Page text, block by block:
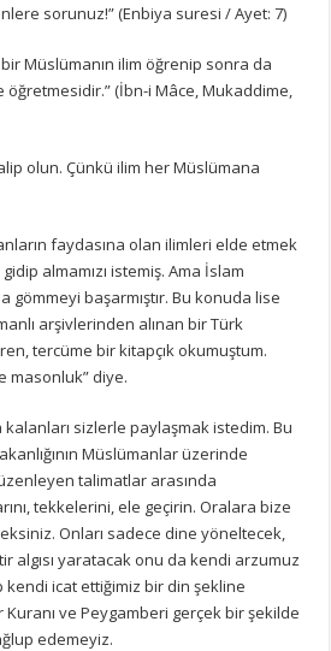
sorunuz!” (Enbiya suresi / Ayet: 7)
Müslümanın ilim öğrenip sonra da
(İbn-i Mâce, Mukaddime,
olun. Çünkü ilim her Müslümana
faydasına olan ilimleri elde etmek
almamızı istemiş. Ama İslam
gömmeyi başarmıştır. Bu konuda lise
arşivlerinden alınan bir Türk
tercüme bir kitapçık okumuştum.
masonluk” diye.
kalanları sizlerle paylaşmak istedim. Bu
Müslümanlar üzerinde
talimatlar arasında
tekkelerini, ele geçirin. Oralara bize
Onları sadece dine yöneltecek,
algısı yaratacak onu da kendi arzumuz
icat ettiğimiz bir din şekline
ve Peygamberi gerçek bir şekilde
edemeyiz.